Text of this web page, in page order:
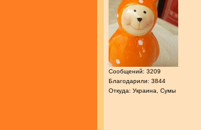
Сообщений: 3209
Благодарили: 3844
Откуда: Украина, Сумы